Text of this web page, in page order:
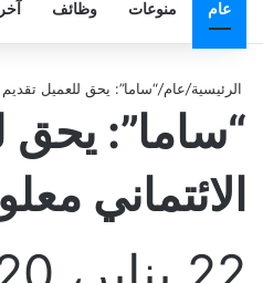
عام منوعات وظائف
الرئيسية/عام/“ساما”: يحق للعميل
“ساما”:
الائتماني